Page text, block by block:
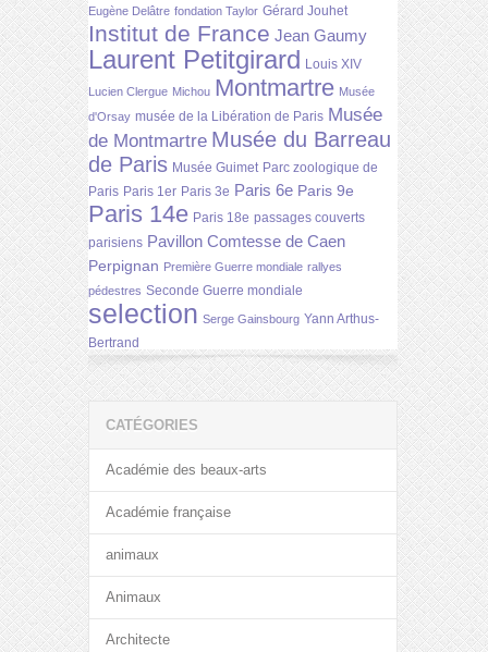
Eugène Delâtre fondation Taylor Gérard Jouhet
Institut de France Jean Gaumy
Laurent Petitgirard Louis XIV
Lucien Clergue Michou Montmartre Musée
d'Orsay musée de la Libération de Paris Musée
de Montmartre Musée du Barreau
de Paris Musée Guimet Parc zoologique de
Paris Paris 1er Paris 3e Paris 6e Paris 9e
Paris 14e Paris 18e passages couverts
parisiens Pavillon Comtesse de Caen
Perpignan Première Guerre mondiale rallyes
pédestres Seconde Guerre mondiale
selection Serge Gainsbourg Yann Arthus-
Bertrand
CATÉGORIES
Académie des beaux-arts
Académie française
animaux
Animaux
Architecte